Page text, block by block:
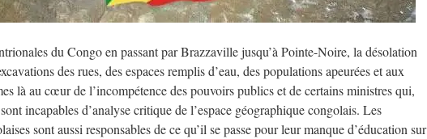
du Congo en passant par Brazzaville jusqu’à Pointe-Noire, la désolation
des rues, des espaces remplis d’eau, des populations apeurées et aux
là au cœur de l’incompétence des pouvoirs publics et de certains ministres qui,
incapables d’analyse critique de l’espace géographique congolais. Les
sont aussi responsables de ce qu’il se passe pour leur manque d’éducation sur